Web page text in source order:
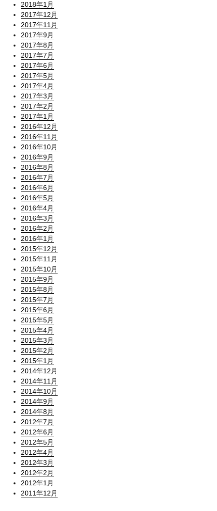
2018年1月
2017年12月
2017年11月
2017年9月
2017年8月
2017年7月
2017年6月
2017年5月
2017年4月
2017年3月
2017年2月
2017年1月
2016年12月
2016年11月
2016年10月
2016年9月
2016年8月
2016年7月
2016年6月
2016年5月
2016年4月
2016年3月
2016年2月
2016年1月
2015年12月
2015年11月
2015年10月
2015年9月
2015年8月
2015年7月
2015年6月
2015年5月
2015年4月
2015年3月
2015年2月
2015年1月
2014年12月
2014年11月
2014年10月
2014年9月
2014年8月
2012年7月
2012年6月
2012年5月
2012年4月
2012年3月
2012年2月
2012年1月
2011年12月